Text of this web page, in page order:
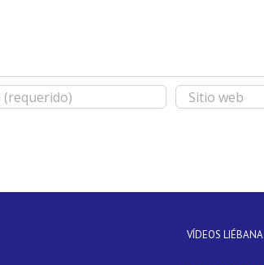
VÍDEOS LIÉBANA